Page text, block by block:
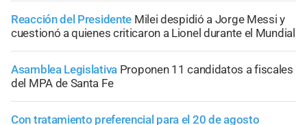
Reacción del Presidente Milei despidió a Jorge Messi y
cuestionó a quienes criticaron a Lionel durante el Mundial
Asamblea Legislativa Proponen 11 candidatos a fiscales
del MPA de Santa Fe
Con tratamiento preferencial para el 20 de agosto